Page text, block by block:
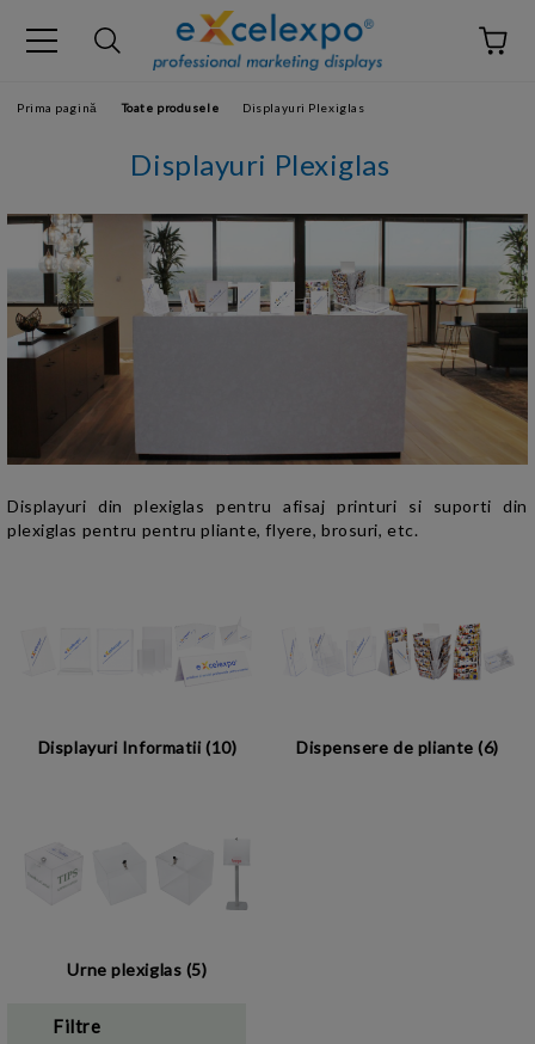
Prima pagină Toate produsele Displayuri Plexiglas
Displayuri Plexiglas
Displayuri din plexiglas pentru afisaj printuri si suporti din
plexiglas pentru pentru pliante, flyere, brosuri, etc.
Displayuri Informatii (10) Dispensere de pliante (6)
Urne plexiglas (5)
Filtre